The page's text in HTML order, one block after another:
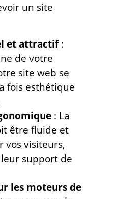
un site
et attractif:
de votre
site web se
fois esthétique
: La
être fluide et
vos visiteurs,
support de
les moteurs de